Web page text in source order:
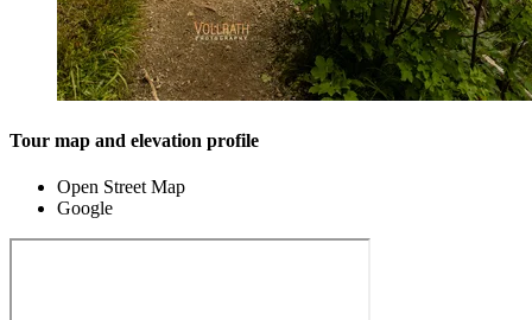
Tour map and elevation profile
Open Street Map
Google